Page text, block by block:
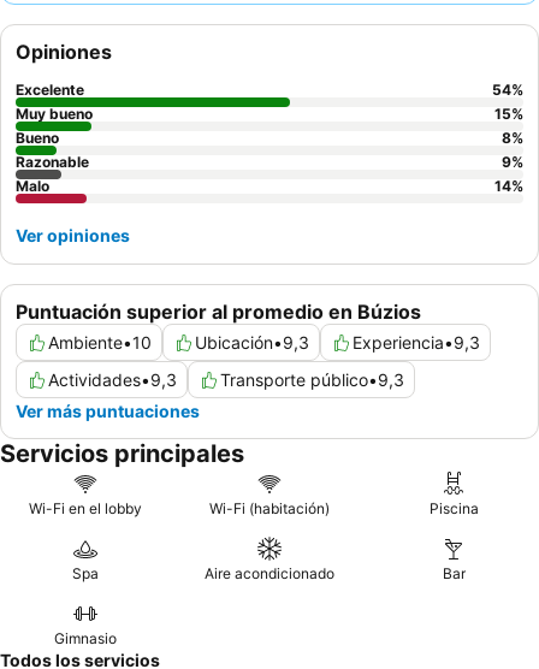
experiencia verdaderamente tranquila, considere solicitar una
habitación con vistas al jardín para minimizar el ruido.
Puntuación superior al promedio en Búzios
Ambiente•10 Ubicación•9,3 Experiencia•9,3
Actividades•9,3 Transporte público•9,3
Ver más puntuaciones
Opiniones
Excelente 54%
Muy bueno
15%
Bueno
8%
Razonable
9%
Malo
14%
Ver opiniones
Servicios principales
Wi-Fi en el lobby Wi-Fi (habitación) Piscina
Spa Aire acondicionado Bar
Gimnasio
Todos los servicios